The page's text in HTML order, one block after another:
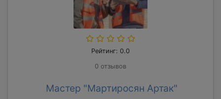
Рейтинг: 0.0
0 отзывов
Мастер "Мартиросян Артак"